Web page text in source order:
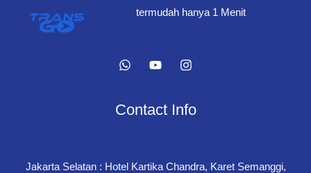
termudah hanya 1 Menit
Contact Info
Jakarta Selatan : Hotel Kartika Chandra, Karet Semanggi,